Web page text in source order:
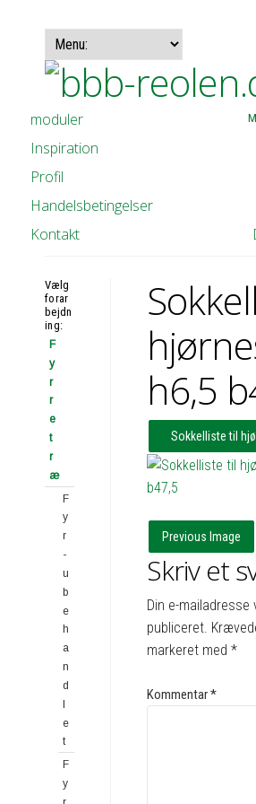
moduler
Inspiration
Profil
Handelsbetingelser
Kontakt
h6,5
Sokkelliste til
Previous Image
Skriv et
Din e-mailadresse
publiceret.
markeret med*
Kommentar*
Vælg
forar
bejdn
ing:
F
y
r
r
e
t
r
æ
F
y
r
-
u
b
e
h
a
n
d
l
e
t
F
y